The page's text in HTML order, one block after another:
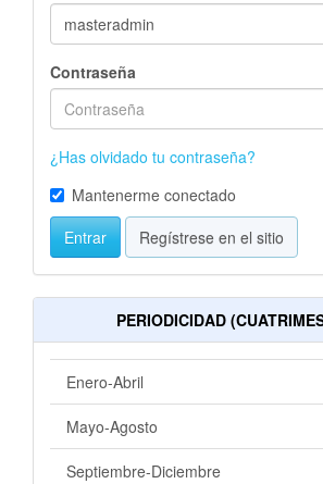
Contraseña
¿Has olvidado tu contraseña?
Mantenerme conectado
Entrar
Regístrese en el sitio
PERIODICIDAD
Enero-Abril
Mayo-Agosto
Septiembre-Diciembre